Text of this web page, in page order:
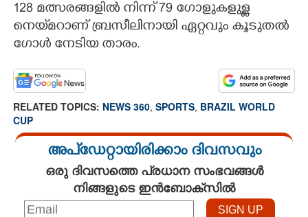
128 മത്സരങ്ങളിൽ നിന്ന് 79 ഗോളുകളുള്ള
നെയ്‌മറാണ് ബ്രസീലിനായി ഏറ്റവും കൂടുതൽ
ഗോൾ നേടിയ താരം.
RELATED TOPICS: NEWS 360, SPORTS, BRAZIL WORLD
CUP
അപ്ഡേറ്റായിരിക്കാം ദിവസവും
ഒരു ദിവസത്തെ പ്രധാന സംഭവങ്ങൾ
നിങ്ങളുടെ ഇൻബോക്സിൽ